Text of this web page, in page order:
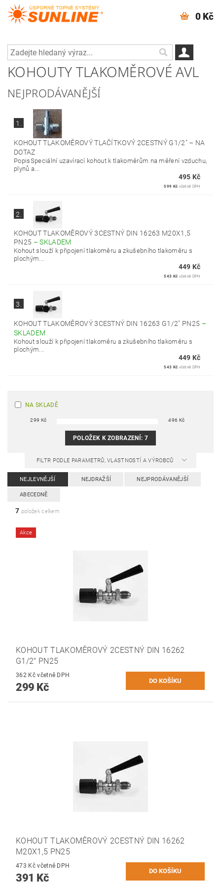
0 Kč
KOHOUTY TLAKOMĚROVÉ AVL
NEJPRODÁVANĚJŠÍ
1.
KOHOUT TLAKOMĚROVÝ TLAČÍTKOVÝ 2CESTNÝ G1/2" – NA
DOTAZ
PopisSpeciální uzavírací kohout k tlakoměrům na měření vzduchu,
plynů a...
495 Kč
599 Kč včetně DPH
2.
KOHOUT TLAKOMĚROVÝ 3CESTNÝ DIN 16263 M20X1,5
PN25 –SKLADEM
Kohout slouží k připojení tlakoměru a zkušebního tlakoměru s
plochým...
449 Kč
543 Kč včetně DPH
3.
KOHOUT TLAKOMĚROVÝ 3CESTNÝ DIN 16263 G1/2" PN25 –
SKLADEM
Kohout slouží k připojení tlakoměru a zkušebního tlakoměru s
plochým...
449 Kč
543 Kč včetně DPH
NA SKLADĚ
299 Kč 496 Kč
POLOŽEK K ZOBRAZENÍ: 7
FILTR PODLE PARAMETRŮ, VLASTNOSTÍ A VÝROBCŮ
NEJLEVNĚJŠÍ NEJDRAŽŠÍ NEJPRODÁVANĚJŠÍ
ABECEDNĚ
7 položek celkem
Akce
KOHOUT TLAKOMĚROVÝ 2CESTNÝ DIN 16262
G1/2" PN25
362 Kč včetně DPH
299 Kč
KOHOUT TLAKOMĚROVÝ 2CESTNÝ DIN 16262
M20X1,5 PN25
473 Kč včetně DPH
391 Kč